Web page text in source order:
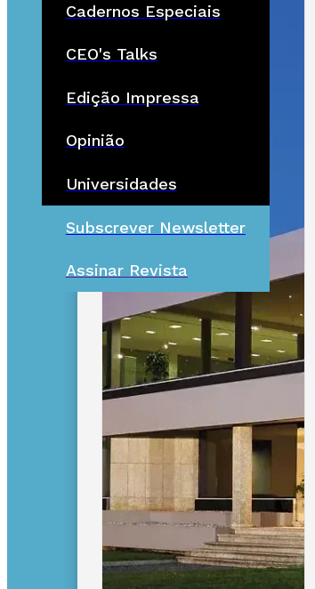
Cadernos Especiais
CEO's Talks
Edição Impressa
Opinião
Universidades
Subscrever Newsletter
Assinar Revista